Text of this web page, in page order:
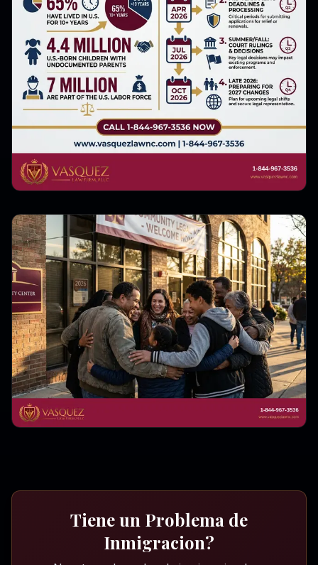
Tiene un Problema de
Inmigracion?